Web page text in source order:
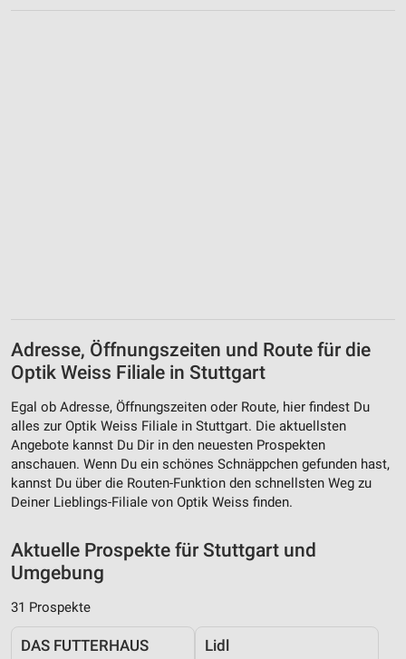
Adresse, Öffnungszeiten und Route für die
Optik Weiss Filiale in Stuttgart
Egal ob Adresse, Öffnungszeiten oder Route, hier findest Du
alles zur Optik Weiss Filiale in Stuttgart. Die aktuellsten
Angebote kannst Du Dir in den neuesten Prospekten
anschauen. Wenn Du ein schönes Schnäppchen gefunden hast,
kannst Du über die Routen-Funktion den schnellsten Weg zu
Deiner Lieblings-Filiale von Optik Weiss finden.
Aktuelle Prospekte für Stuttgart und
Umgebung
31 Prospekte
DAS FUTTERHAUS Lidl